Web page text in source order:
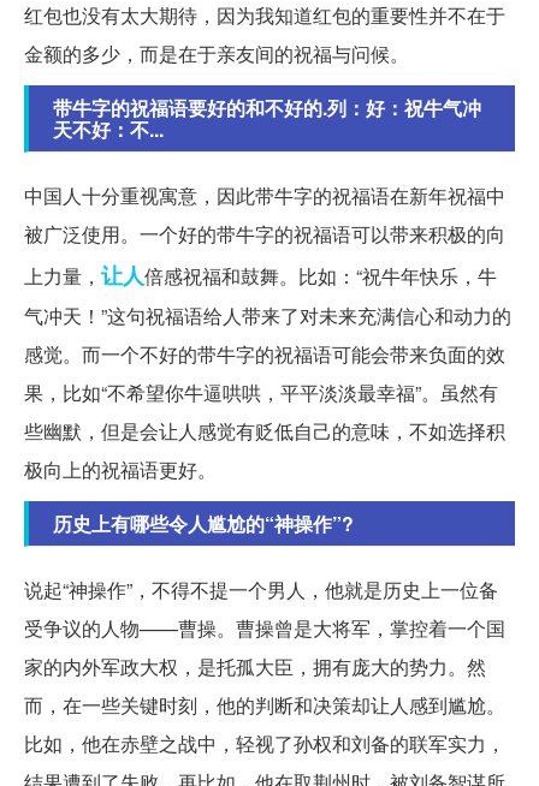
红包也没有太大期待，因为我知道红包的重要性并不在于
金额的多少，而是在于亲友间的祝福与问候。
带牛字的祝福语要好的和不好的.列：好：祝牛气冲
天不好：不...
中国人十分重视寓意，因此带牛字的祝福语在新年祝福中
被广泛使用。一个好的带牛字的祝福语可以带来积极的向
上力量， 让人倍感祝福和鼓舞。比如：“祝牛年快乐，牛
气冲天！”这句祝福语给人带来了对未来充满信心和动力的
感觉。而一个不好的带牛字的祝福语可能会带来负面的效
果，比如“不希望你牛逼哄哄，平平淡淡最幸福”。虽然有
些幽默，但是会让人感觉有贬低自己的意味，不如选择积
极向上的祝福语更好。
历史上有哪些令人尴尬的“神操作”?
说起“神操作”，不得不提一个男人，他就是历史上一位备
受争议的人物——曹操。曹操曾是大将军，掌控着一个国
家的内外军政大权，是托孤大臣，拥有庞大的势力。然
而，在一些关键时刻，他的判断和决策却让人感到尴尬。
比如，他在赤壁之战中，轻视了孙权和刘备的联军实力，